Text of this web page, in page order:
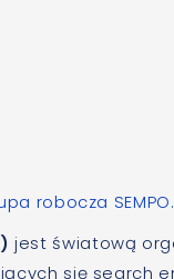
robocza SEMPO.
jest światową
się search